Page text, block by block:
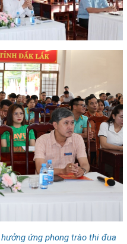
ứng phong trào thi đua